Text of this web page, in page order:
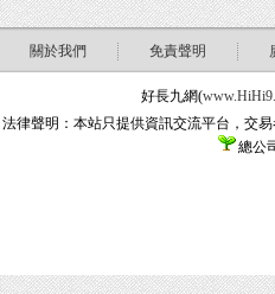
關於我們 免責聲明
好長九網(
法律聲明：本站只提供資訊交流平台，交
總公